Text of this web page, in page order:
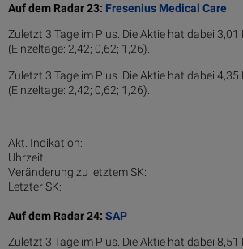
Auf dem Radar 23: Fresenius Medical Care
Zuletzt 3 Tage im Plus. Die Aktie hat dabei
(Einzeltage: 2,42; 0,62; 1,26).
Zuletzt 3 Tage im Plus. Die Aktie hat dabei
(Einzeltage: 2,42; 0,62; 1,26).
Akt. Indikation:
Uhrzeit:
Veränderung zu letztem SK:
Letzter SK:
Auf dem Radar 24: SAP
Zuletzt 3 Tage im Plus. Die Aktie hat dabei